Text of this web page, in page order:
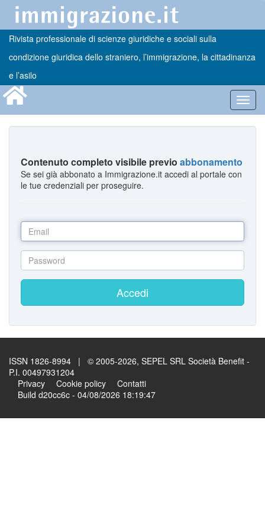
Rivista professionale di scienze giuridiche e sociali sulla
condizione giuridica dello straniero, l’immigrazione, la cittadinanza
e l’asilo
Contenuto completo visibile previo abbonamento
Se sei già abbonato a Immigrazione.it accedi al portale con
le tue credenziali per proseguire.
Accedi
ISSN 1826-8994 | © 2005-2026, SEPEL SRL Società Benefit -
P.I. 00497931204
Privacy
Cookie policy
Contatti
Build d20cc6c - 04/08/2026 18:19:47